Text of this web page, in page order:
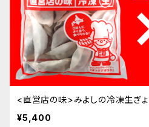
<直営店の味>みよしの冷凍生ぎ
¥5,400